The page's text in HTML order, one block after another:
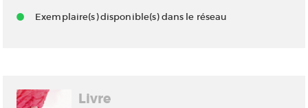
Exemplaire(s) disponible(s) dans le réseau
Livre